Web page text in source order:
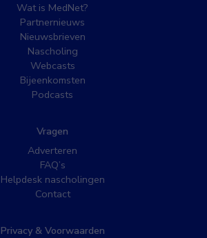
Wat is MedNet?
Partnernieuws
Nieuwsbrieven
Nascholing
Webcasts
Bijeenkomsten
Podcasts
Vragen
Adverteren
FAQ’s
Helpdesk nascholingen
Contact
Privacy & Voorwaarden